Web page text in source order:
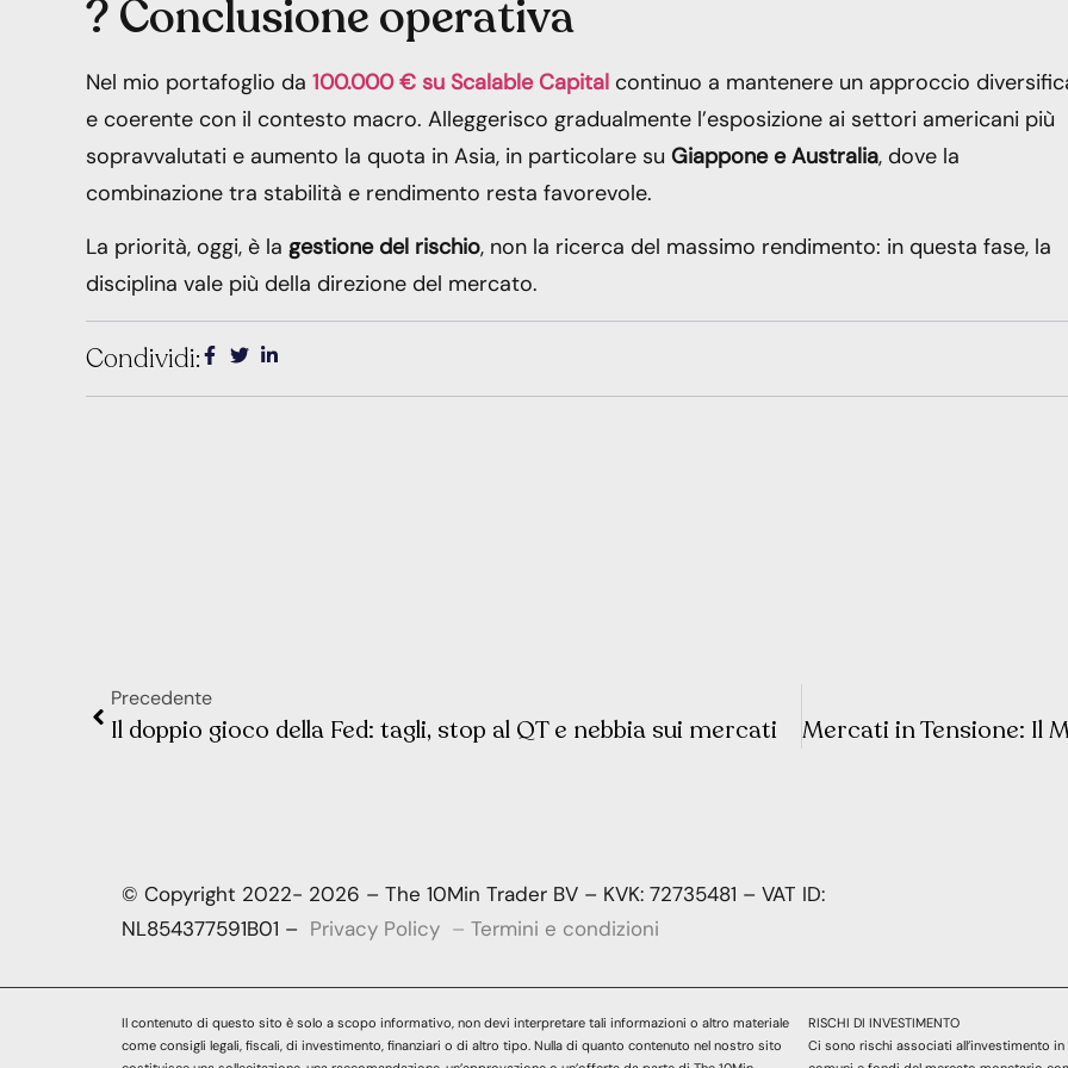
? Conclusione operativa
Nel mio portafoglio da 100.000 € su Scalable Capital continuo a mantenere un approccio
e coerente con il contesto macro. Alleggerisco gradualmente l’esposizione ai settori americani più
sopravvalutati e aumento la quota in Asia, in particolare su Giappone e Australia, dove la
combinazione tra stabilità e rendimento resta favorevole.
La priorità, oggi, è la gestione del rischio, non la ricerca del massimo rendimento: in questa fase, la
disciplina vale più della direzione del mercato.
Condividi:
Precedente
Il doppio gioco della Fed: tagli, stop al QT e nebbia sui mercati
© Copyright 2022- 2026 – The 10Min Trader BV – KVK: 72735481 – VAT ID:
NL854377591B01 – Privacy Policy – Termini e condizioni
Il contenuto di questo sito è solo a scopo informativo, non devi interpretare tali informazioni o altro materiale
come consigli legali, fiscali, di investimento, finanziari o di altro tipo. Nulla di quanto contenuto nel nostro sito
RISCHI DI INVESTIMENTO
Ci sono rischi associati all’investimento